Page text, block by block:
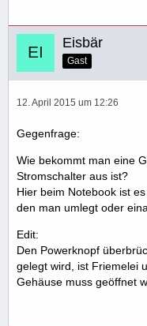
Eisbär
Gast
12. April 2015 um 12:26
Gegenfrage:
Wie bekommt man eine
Stromschalter aus ist?
Hier beim Notebook ist
den man umlegt oder
Edit:
Den Powerknopf
gelegt wird, ist Friemelei
Gehäuse muss geöffnet